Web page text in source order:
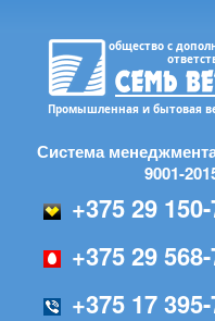
Система
9001-
+375 29
+375 29
+375 17